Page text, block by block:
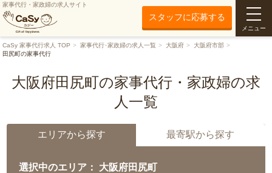
家事代行・家政婦の求人サイト
スタッフに応募する
メニュー
CaSy 家事代行求人 TOP 家事代行･家政婦の求人一覧 大阪府
大阪府市部
田尻町の家事代行
大阪府田尻町の家事代行・家政婦の求
人一覧
エリアから探す 最寄駅から探す
選択中のエリア： 大阪府田尻町